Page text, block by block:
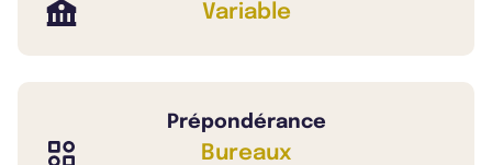
Variable
Prépondérance
Bureaux